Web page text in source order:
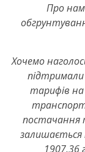
Про
Хочемо
тарифів на
постачання
залишається
1907,36